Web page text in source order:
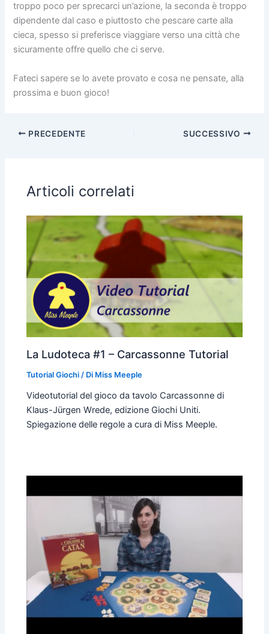
troppo poco per sprecarci un’azione, la seconda è troppo
dipendente dal caso e piuttosto che pescare carte alla
cieca, spesso si preferisce viaggiare verso una città che
sicuramente offre quello che ci serve.
Fateci sapere se lo avete provato e cosa ne pensate, alla
prossima e buon gioco!
PRECEDENTE SUCCESSIVO
Articoli correlati
La Ludoteca #1 – Carcassonne Tutorial
Tutorial Giochi / Di Miss Meeple
Videotutorial del gioco da tavolo Carcassonne di
Klaus-Jürgen Wrede, edizione Giochi Uniti.
Spiegazione delle regole a cura di Miss Meeple.